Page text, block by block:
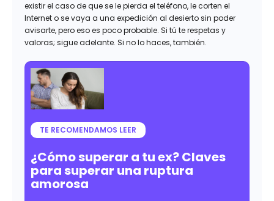
existir el caso de que se le pierda el teléfono, le corten el
Internet o se vaya a una expedición al desierto sin poder
avisarte, pero eso es poco probable. Si tú te respetas y
valoras; sigue adelante. Si no lo haces, también.
TE RECOMENDAMOS LEER
¿Cómo superar a tu ex? Claves
para superar una ruptura
amorosa